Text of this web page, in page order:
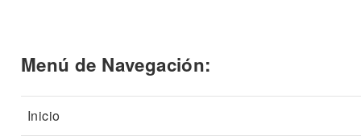
Menú de Navegación:
Inicio